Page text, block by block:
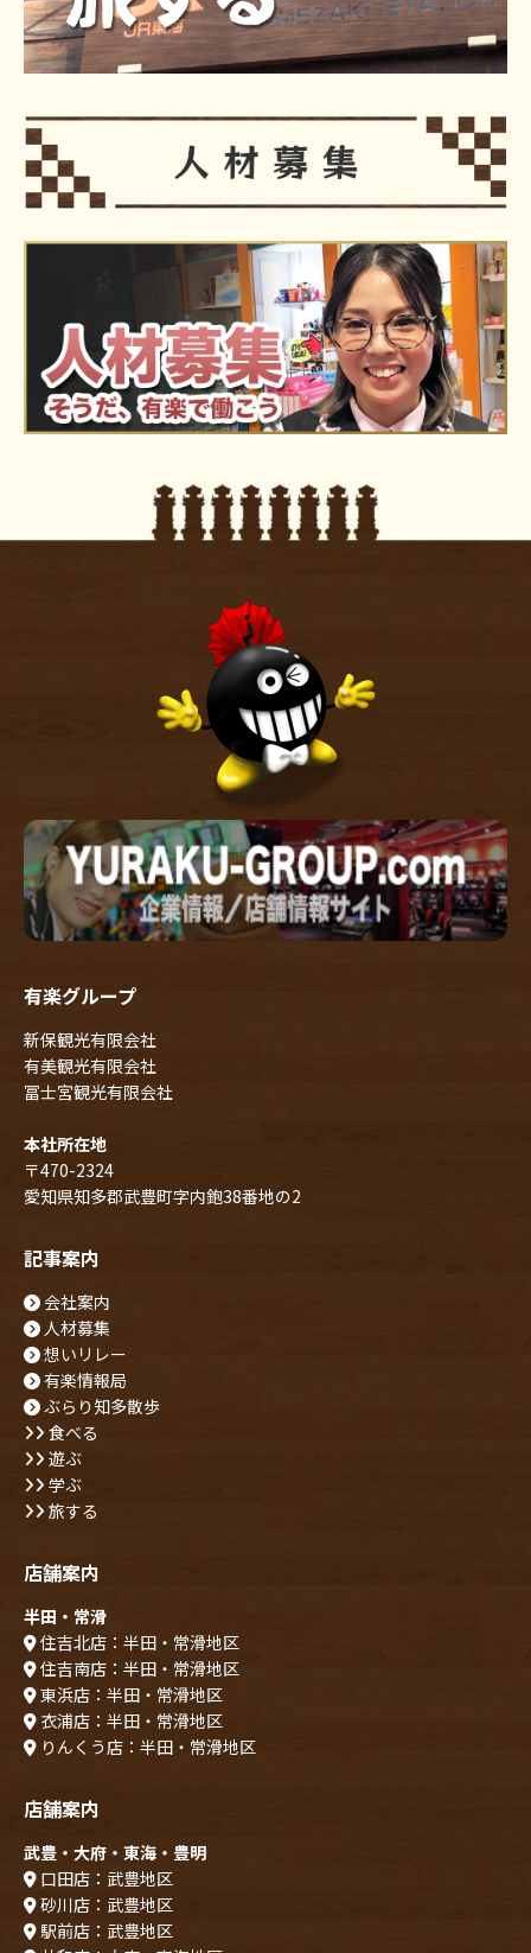
有楽グループ
新保観光有限会社
有美観光有限会社
冨士宮観光有限会社
本社所在地
〒470-2324
愛知県知多郡武豊町字内鉋38番地の2
記事案内
会社案内
人材募集
想いリレー
有楽情報局
ぶらり知多散歩
食べる
遊ぶ
学ぶ
旅する
店舗案内
半田・常滑
住吉北店：半田・常滑地区
住吉南店：半田・常滑地区
東浜店：半田・常滑地区
衣浦店：半田・常滑地区
りんくう店：半田・常滑地区
店舗案内
武豊・大府・東海・豊明
口田店：武豊地区
砂川店：武豊地区
駅前店：武豊地区